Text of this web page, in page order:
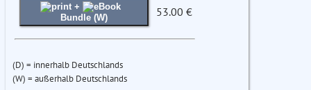
+
Bundle (W)
53.00 €
(D) = innerhalb Deutschlands
(W) = außerhalb Deutschlands